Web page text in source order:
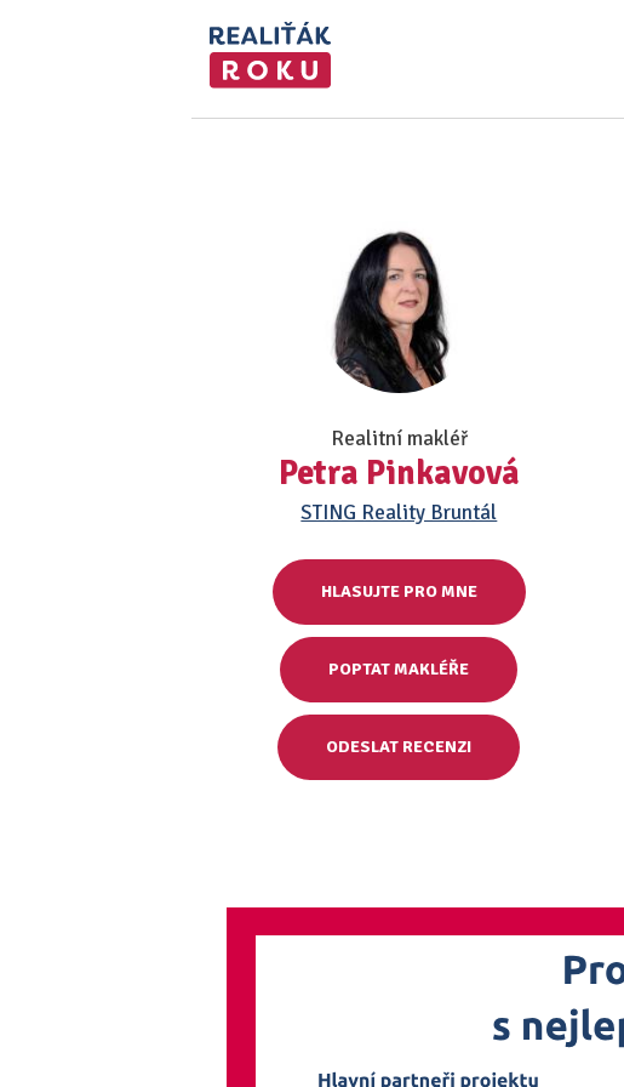
Realitní makléř
Petra Pinkavová
STING Reality Bruntál
HLASUJTE PRO MNE
POPTAT MAKLÉŘE
ODESLAT RECENZI